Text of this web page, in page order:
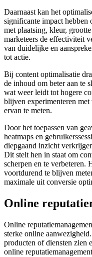
Daarnaast kan het
significante impact hebben
met plaatsing, kleur,
marketeers de effectiviteit
van duidelijke en
tot actie.
Bij content optimalisatie
de inhoud om beter aan te
wat weer leidt tot hogere
blijven experimenteren
ervan te meten.
Door het toepassen van
heatmaps en
diepgaand inzicht
Dit stelt hen in staat om
scherpen en te verbeteren.
voortdurend te blijven
maximale uit conversie
Online
Online
sterke online
producten of diensten zien
online